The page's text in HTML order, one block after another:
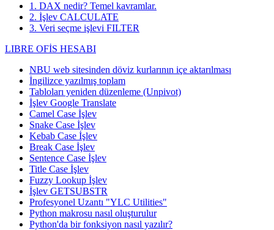
1. DAX nedir? Temel kavramlar.
2. İşlev CALCULATE
3. Veri seçme işlevi FILTER
LIBRE OFİS HESABI
NBU web sitesinden döviz kurlarının içe aktarılması
İngilizce yazılmış toplam
Tabloları yeniden düzenleme (Unpivot)
İşlev Google Translate
Camel Case İşlev
Snake Case İşlev
Kebab Case İşlev
Break Case İşlev
Sentence Case İşlev
Title Case İşlev
Fuzzy Lookup İşlev
İşlev GETSUBSTR
Profesyonel Uzantı "YLC Utilities"
Python makrosu nasıl oluşturulur
Python'da bir fonksiyon nasıl yazılır?